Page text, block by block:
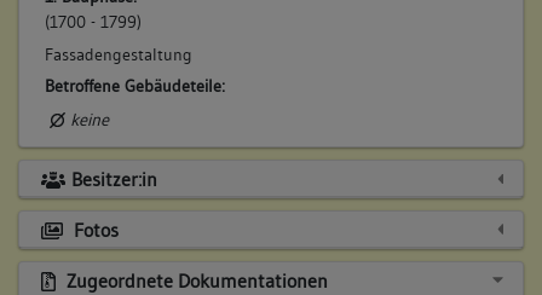
(1700 - 1799)
Fassadengestaltung
Betroffene Gebäudeteile:
keine
Besitzer:in
Fotos
Zugeordnete Dokumentationen